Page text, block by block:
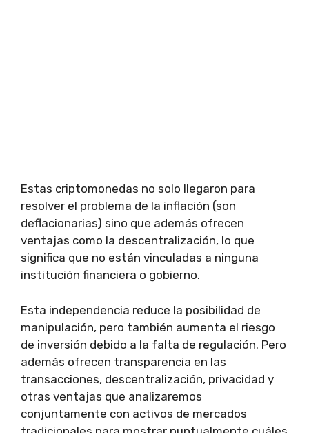
Estas criptomonedas no solo llegaron para
resolver el problema de la inflación (son
deflacionarias) sino que además ofrecen
ventajas como la descentralización, lo que
significa que no están vinculadas a ninguna
institución financiera o gobierno.
Esta independencia reduce la posibilidad de
manipulación, pero también aumenta el riesgo
de inversión debido a la falta de regulación. Pero
además ofrecen transparencia en las
transacciones, descentralización, privacidad y
otras ventajas que analizaremos
conjuntamente con activos de mercados